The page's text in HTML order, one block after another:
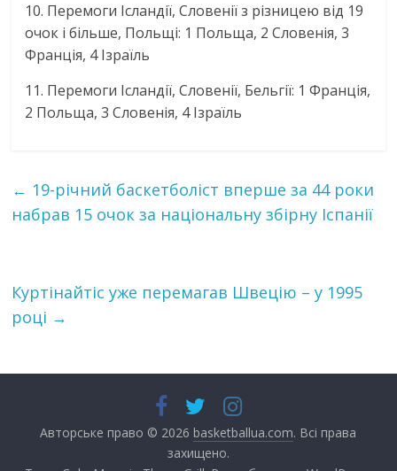
10. Перемоги Ісландії, Словенії з різницею від 19
очок і більше, Польщі: 1 Польща, 2 Словенія, 3
Франція, 4 Ізраїль
11. Перемоги Ісландії, Словенії, Бельгії: 1 Франція,
2 Польща, 3 Словенія, 4 Ізраїль
← 19-річний баскетболіст вперше за 44 роки
набрав 15 очок за національну збірну Іспанії
Куртінайтіс уже перемагав Швецію – у 1995
році →
Авторське право © 2026 basketballua.com. Всі права
захищено.